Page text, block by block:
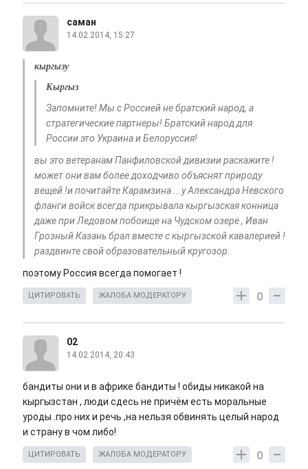
саман
14.02.2014, 15:27
кыргызу
Кыргыз
Запомните! Мы с Россией не братский народ, а
стратегические партнеры! Братский народ для
России это Украина и Белоруссия!
вы это ветеранам Панфиловской дивизии раскажите !
может они вам более доходчиво объяснят природу
вещей !и почитайте Карамзина ...у Александра Невского
фланги войск всегда прикрывала кыргызская конница
даже при Ледовом побоище на Чудском озере , Иван
Грозный Казань брал вместе с кыргызской кавалерией !
раздвинте свой образовательный кругозор.
поэтому Россия всегда помогает !
0
ЦИТИРОВАТЬ ЖАЛОБА МОДЕРАТОРУ
02
14.02.2014, 20:43
бандиты они и в африке бандиты ! обиды никакой на
кыргызстан , люди сдесь не причём есть моральные
уроды .про них и речь ,на нельзя обвинять целый народ
и страну в чом либо!
0
ЦИТИРОВАТЬ ЖАЛОБА МОДЕРАТОРУ